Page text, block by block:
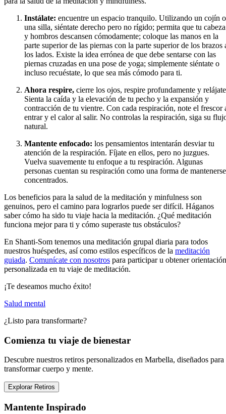
Instálate: encuentre un espacio tranquilo. Utilizando un cojín o
una silla, siéntate derecho pero no rígido; permita que tu cabeza
y hombros descansen cómodamente; coloque las manos en la
parte superior de las piernas con la parte superior de los brazos
los lados. Existe la idea errónea de que debe sentarse con las
piernas cruzadas en una pose de yoga; simplemente siéntate o
incluso recuéstate, lo que sea más cómodo para ti.
Ahora respire, cierre los ojos, respire profundamente y
Sienta la caída y la elevación de tu pecho y la expansión y
contracción de tu vientre. Con cada respiración, note el frescor
entrar y el calor al salir. No controlas la respiración, siga su
natural.
Mantente enfocado: los pensamientos intentarán desviar tu
atención de la respiración. Fíjate en ellos, pero no juzgues.
Vuelva suavemente tu enfoque a tu respiración. Algunas
personas cuentan su respiración como una forma de mantenerse
concentrados.
Los beneficios para la salud de la meditación y minfulness son
genuinos, pero el camino para lograrlos puede ser difícil. Háganos
saber cómo ha sido tu viaje hacia la meditación. ¿Qué meditación
funciona mejor para ti y cómo superaste tus obstáculos?
En Shanti-Som tenemos una meditación grupal diaria para todos
nuestros huéspedes, así como estilos específicos de la meditación
guiada. Comunícate con nosotros para participar u obtener orientación
personalizada en tu viaje de meditación.
¡Te deseamos mucho éxito!
Salud mental
¿Listo para transformarte?
Comienza tu viaje de bienestar
Descubre nuestros retiros personalizados en Marbella, diseñados para
transformar cuerpo y mente.
Explorar Retiros
Mantente Inspirado